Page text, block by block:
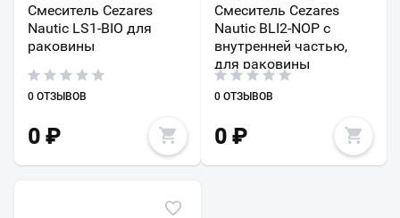
Смеситель Cezares
Nautic LS1-BIO для
раковины
0 ОТЗЫВОВ
0 ₽
Смеситель Cezares
Nautic BLI2-NOP с
внутренней частью,
для раковины
0 ОТЗЫВОВ
0₽